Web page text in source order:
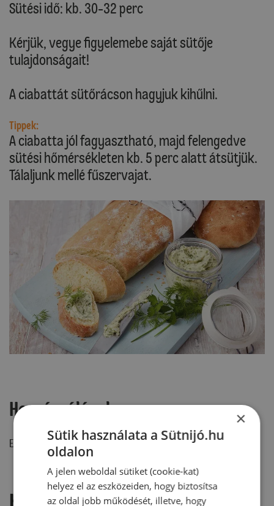
Sütési idő: kb. 30-32 perc
Kérjük, vegye figyelemebe saját sütője
tulajdonságait!
A ciabattát sütőrácson hagyjuk kihűlni.
Tippek:
A ciabatta jól fagyasztható, majd felengedve
sütési hőmérsékleten kb. 5 perc alatt átsütjük.
Tálaljunk mellé fűszervajat.
Hozzászólások
Ehhez a recepthez még nem érkezett hozzászólás.
×
Sütik használata a Sütnijó.hu
oldalon
A jelen weboldal sütiket (cookie-kat)
helyez el az eszközeiden, hogy biztosítsa
az oldal jobb működését, illetve, hogy